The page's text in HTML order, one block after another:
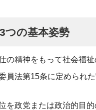
つの基本姿勢
精神をもって社会福祉
法第15条に定められ
政党または政治的目的